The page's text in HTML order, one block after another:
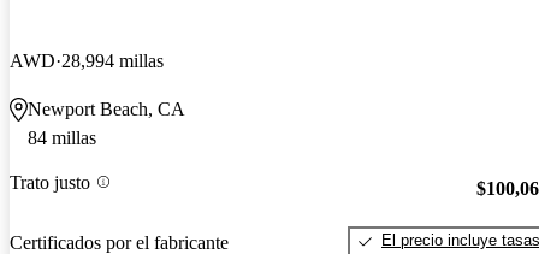
AWD 28,994 millas
Newport Beach, CA
84 millas
Trato justo
Certificados por el fabricante
El precio incluye tasas